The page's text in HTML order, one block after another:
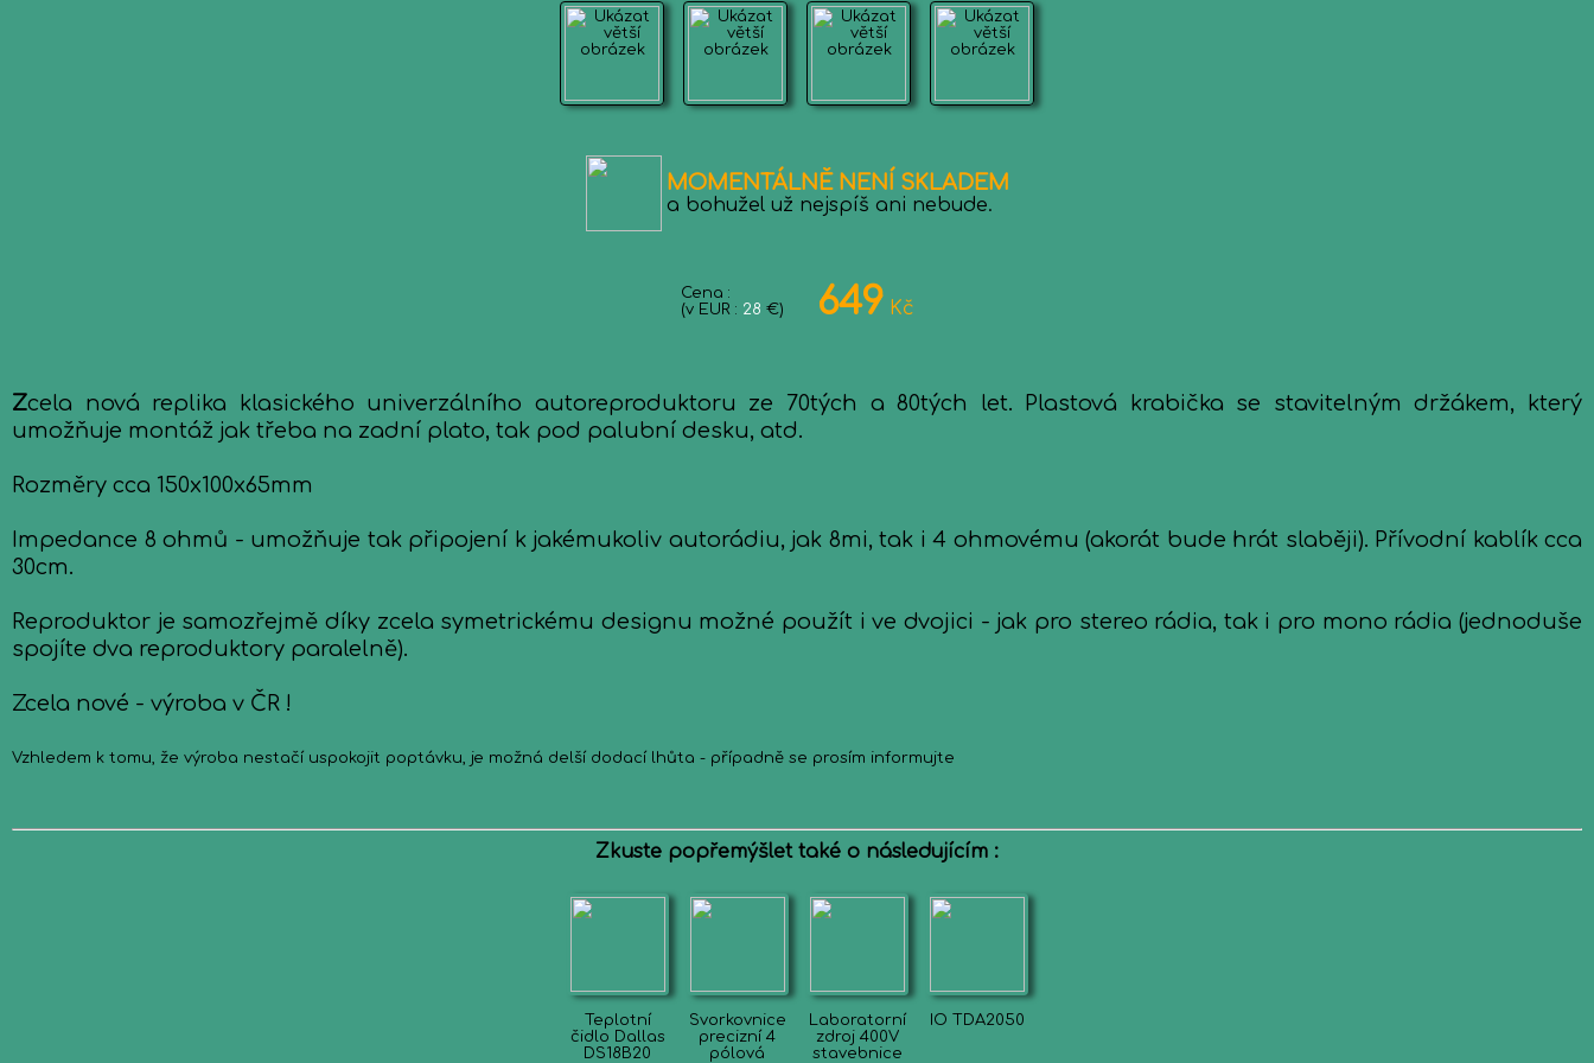
MOMENTÁLNĚ NENÍ SKLADEM
a bohužel už nejspíš ani nebude.
Cena :
(v EUR : 28 €) 649 Kč
Zcela nová replika klasického univerzálního autoreproduktoru ze 70tých a 80tých let. Plastová krabička se stavitelným držákem, který
umožňuje montáž jak třeba na zadní plato, tak pod palubní desku, atd.
Rozměry cca 150x100x65mm
Impedance 8 ohmů - umožňuje tak připojení k jakémukoliv autorádiu, jak 8mi, tak i 4 ohmovému (akorát bude hrát slaběji). Přívodní kablík cca
30cm.
Reproduktor je samozřejmě díky zcela symetrickému designu možné použít i ve dvojici - jak pro stereo rádia, tak i pro mono rádia (jednoduše
spojíte dva reproduktory paralelně).
Zcela nové - výroba v ČR !
Vzhledem k tomu, že výroba nestačí uspokojit poptávku, je možná delší dodací lhůta - případně se prosím informujte
Zkuste popřemýšlet také o následujícím :
Teplotní
čidlo Dallas
DS18B20
Svorkovnice
precizní 4
pólová
Laboratorní
zdroj 400V
stavebnice
IO TDA2050